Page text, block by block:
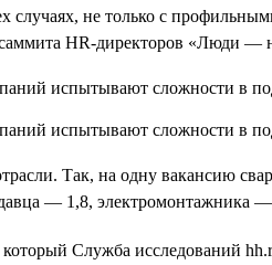
не только с
HR-директоров «Люди —
Так, на одну вакансию
— 1,8, электромонтажника
Служба исследований